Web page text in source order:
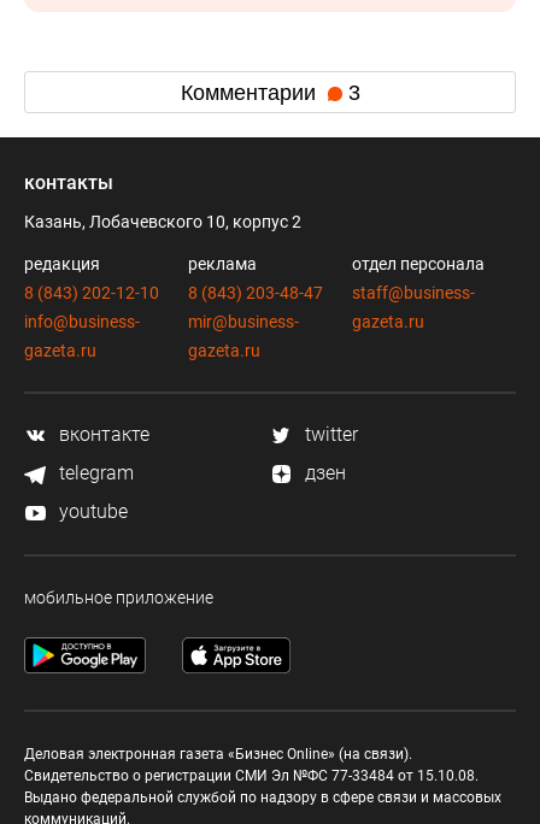
Комментарии 3
контакты
Казань, Лобачевского 10, корпус 2
редакция
8 (843) 202-12-10
info@business-
gazeta.ru
реклама
8 (843) 203-48-47
mir@business-
gazeta.ru
отдел персонала
staff@business-
gazeta.ru
вконтакте
twitter
telegram
дзен
youtube
мобильное приложение
Деловая электронная газета «Бизнес Online» (на связи).
Свидетельство о регистрации СМИ Эл №ФС 77-33484 от 15.10.08.
Выдано федеральной службой по надзору в сфере связи и массовых
коммуникаций.